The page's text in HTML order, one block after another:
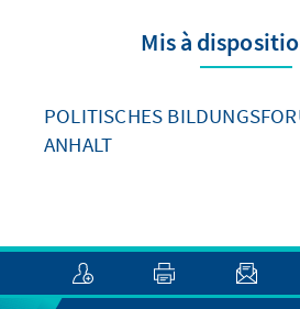
Mis à
POLITISCHES
ANHALT